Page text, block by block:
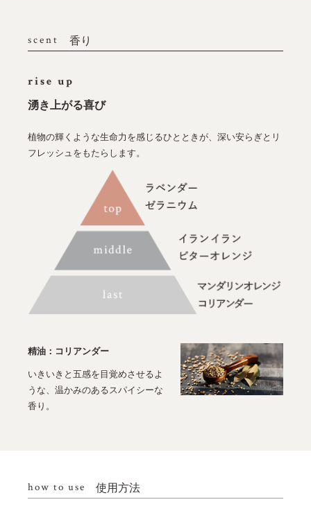
scent 香り
rise up
湧き上がる喜び
植物の輝くような生命力を感じるひとときが、深い安らぎとリ
フレッシュをもたらします。
精油：コリアンダー
いきいきと五感を目覚めさせるよ
うな、温かみのあるスパイシーな
香り。
how to use 使用方法